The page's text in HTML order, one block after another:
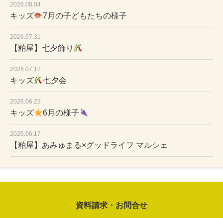
2026.08.04
キッズ 7月の子どもたちの様子
2026.07.31
【粕屋】七夕飾り
2026.07.17
キッズ 七夕会
2026.06.23
キッズ 6月の様子
2026.06.17
【粕屋】あみゅまる×グッドライフ マルシェ
資料請求・お問合せ